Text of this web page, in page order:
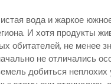
вода и жаркое
И хотя продукты
обитателей, не менее
не отличались
добиться